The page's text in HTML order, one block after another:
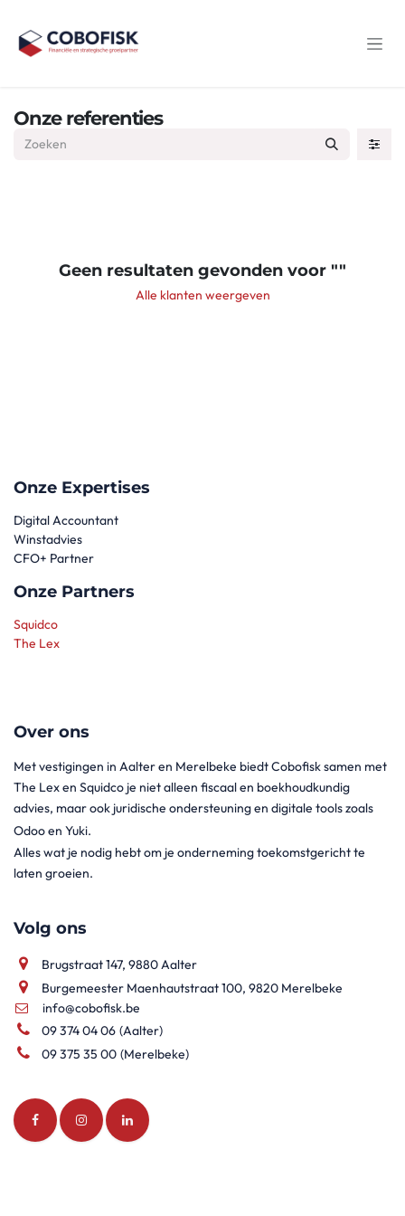
Onze referenties
Geen resultaten gevonden voor ""
Alle klanten weergeven
Onze Expertises
Digital Accountant
Winstadvies
CFO+ Partner
Onze Partners
Squidco
The Lex
Over ons
Met vestigingen in Aalter en Merelbeke biedt Cobofisk samen met
The Lex en Squidco je niet alleen fiscaal en boekhoudkundig
advies, maar ook juridische ondersteuning en digitale tools zoals
Odoo en Yuki.
Alles wat je nodig hebt om je onderneming toekomstgericht te
laten groeien.
Volg ons
Brugstraat 147, 9880 Aalter
Burgemeester Maenhautstraat 100, 9820 Merelbeke
info@cobofisk.be
09 374 04 06 (Aalter)
09 375 35 00 (Merelbeke)